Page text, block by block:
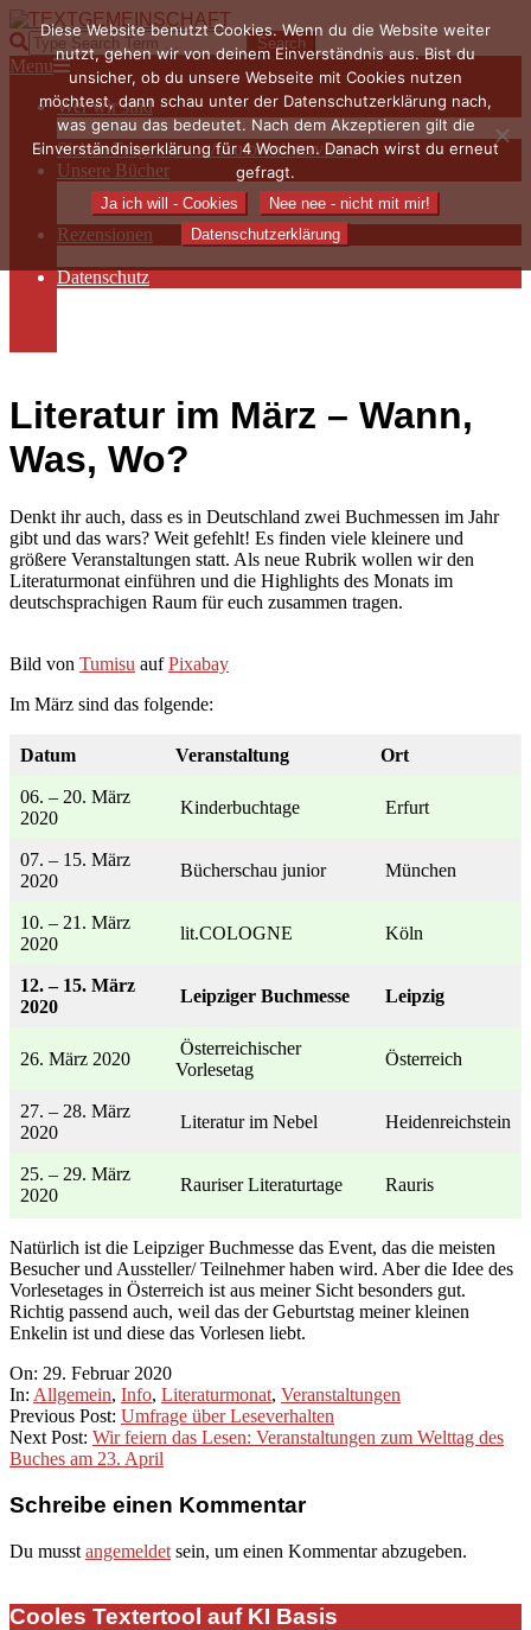
Skip
to
content
TEXTGEMEINSCHAFT
Search
Primary
Navigation
Menu
Menu
Wer wir sind
Die Hauptakteurinnen
Sieben Fragen an… / Autoreninterviews
Unsere Bücher
Autorenservices
Autorenprofile
Rezensionen
Datenschutz
Literatur im März – Wann,
Was, Wo?
Denkt ihr auch, dass es in Deutschland zwei Buchmessen im Jahr
gibt und das wars? Weit gefehlt! Es finden viele kleinere und
größere Veranstaltungen statt. Als neue Rubrik wollen wir den
Literaturmonat einführen und die Highlights des Monats im
deutschsprachigen Raum für euch zusammen tragen.
Bild von Tumisu aufPixabay
Im März sind das folgende:
Datum Veranstaltung Ort
06. – 20. März
2020
Kinderbuchtage Erfurt
07. – 15. März
2020
Bücherschau junior München
10. – 21. März
2020
lit.COLOGNE Köln
12. – 15. März
2020
Leipziger Buchmesse Leipzig
26. März 2020
Österreichischer
Vorlesetag
Österreich
27. – 28. März
2020
Literatur im Nebel Heidenreichstein
25. – 29. März
2020
Rauriser Literaturtage Rauris
Natürlich ist die Leipziger Buchmesse das Event, das die meisten
Besucher und Aussteller/ Teilnehmer haben wird. Aber die Idee des
Vorlesetages in Österreich ist aus meiner Sicht besonders gut.
Richtig passend auch, weil das der Geburtstag meiner kleinen
Enkelin ist und diese das Vorlesen liebt.
2020-
02-
29
On: 29. Februar 2020
In: Allgemein, Info, Literaturmonat, Veranstaltungen
Previous Post: Umfrage über Leseverhalten
Next Post: Wir feiern das Lesen: Veranstaltungen zum Welttag des
Buches am 23. April
Schreibe einen Kommentar
Du musst angemeldet sein, um einen Kommentar abzugeben.
Cooles Textertool auf KI Basis
Diese Website benutzt Cookies. Wenn du die Website weiter
nutzt, gehen wir von deinem Einverständnis aus. Bist du
unsicher, ob du unsere Webseite mit Cookies nutzen
möchtest, dann schau unter der Datenschutzerklärung nach,
was genau das bedeutet. Nach dem Akzeptieren gilt die
Einverständniserklärung für 4 Wochen. Danach wirst du erneut
gefragt.
Ja ich will - Cookies
Nee nee - nicht mit mir!
Datenschutzerklärung